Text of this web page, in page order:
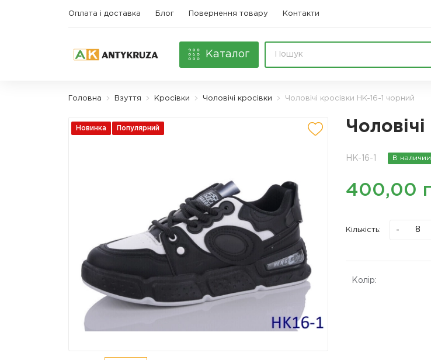
Оплата і доставка Блог Повернення товару Контакти
Каталог
Головна Взуття Кросівки Чоловічі кросівки Чоловічі кросівки HK-16-1 чорний
Новинка Популярний
HK-16-1 В наличии
400,00
Кількість: -
Колір: